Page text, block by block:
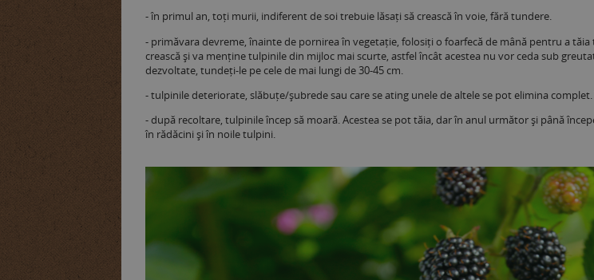
- în primul an, toți murii, indiferent de soi trebuie lăsați să crească în voie, fără tundere.
- primăvara devreme, înainte de pornirea în vegetație, folosiți o foarfecă de mână pentru a
crească și va menține tulpinile din mijloc mai scurte, astfel încât acestea nu vor ceda sub
dezvoltate, tundeți-le pe cele de mai lungi de 30-45 cm.
- tulpinile deteriorate, slăbuțe/șubrede sau care se ating unele de altele se pot elimina
- după recoltare, tulpinile încep să moară. Acestea se pot tăia, dar în anul următor și până
în rădăcini și în noile tulpini.